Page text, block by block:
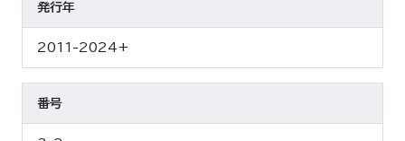
発行年
2011-2024+
番号